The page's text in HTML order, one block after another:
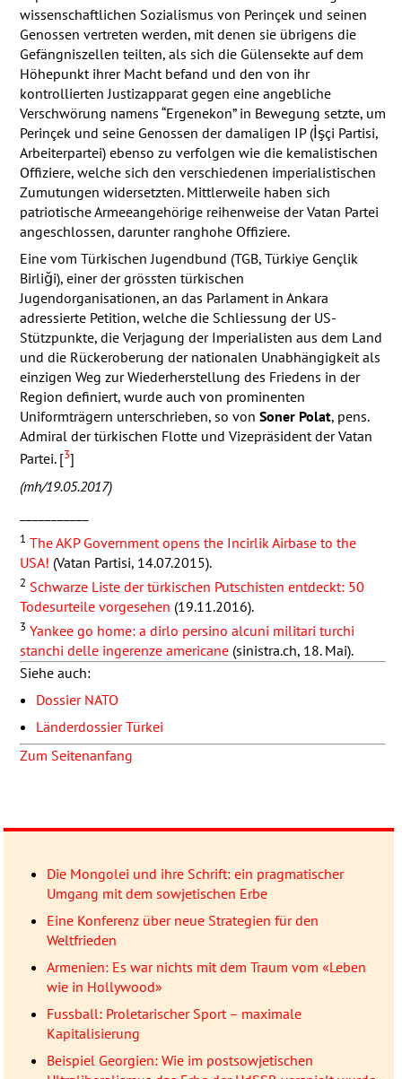
wissenschaftlichen Sozialismus von Perinçek und seinen
Genossen vertreten werden, mit denen sie übrigens die
Gefängniszellen teilten, als sich die Gülensekte auf dem
Höhepunkt ihrer Macht befand und den von ihr
kontrollierten Justizapparat gegen eine angebliche
Verschwörung namens “Ergenekon” in Bewegung setzte, um
Perinçek und seine Genossen der damaligen IP (İşçi Partisi,
Arbeiterpartei) ebenso zu verfolgen wie die kemalistischen
Offiziere, welche sich den verschiedenen imperialistischen
Zumutungen widersetzten. Mittlerweile haben sich
patriotische Armeeangehörige reihenweise der Vatan Partei
angeschlossen, darunter ranghohe Offiziere.
Eine vom Türkischen Jugendbund (TGB, Türkiye Gençlik
Birliği), einer der grössten türkischen
Jugendorganisationen, an das Parlament in Ankara
adressierte Petition, welche die Schliessung der US-
Stützpunkte, die Verjagung der Imperialisten aus dem Land
und die Rückeroberung der nationalen Unabhängigkeit als
einzigen Weg zur Wiederherstellung des Friedens in der
Region definiert, wurde auch von prominenten
Uniformträgern unterschrieben, so von Soner Polat, pens.
Admiral der türkischen Flotte und Vizepräsident der Vatan
Partei. [3]
(mh/19.05.2017)
1 TheAKPGovernment opens the Incirlik Airbase to the
USA! (Vatan Partisi, 14.07.2015).
2 Schwarze Liste der türkischen Putschisten entdeckt: 50
Todesurteile vorgesehen (19.11.2016).
3 Yankee go home: a dirlo persino alcuni militari turchi
stanchi delle ingerenze americane(sinistra.ch, 18. Mai).
Siehe auch:
Dossier NATO
Länderdossier Türkei
Zum Seitenanfang
Die Mongolei und ihre Schrift: ein pragmatischer
Umgang mit dem sowjetischen Erbe
Eine Konferenz über neue Strategien für den
Weltfrieden
Armenien: Es war nichts mit dem Traum vom «Leben
wie in Hollywood»
Fussball: Proletarischer Sport – maximale
Kapitalisierung
Beispiel Georgien: Wie im postsowjetischen